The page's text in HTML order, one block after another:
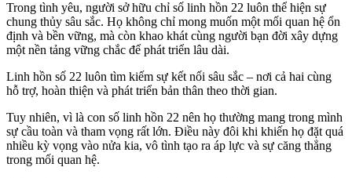
Trong tình yêu, người sở hữu chỉ số linh hồn 22 luôn thể hiện sự
chung thủy sâu sắc. Họ không chỉ mong muốn một mối quan hệ ổn
định và bền vững, mà còn khao khát cùng người bạn đời xây dựng
một nền tảng vững chắc để phát triển lâu dài.
Linh hồn số 22 luôn tìm kiếm sự kết nối sâu sắc – nơi cả hai cùng
hỗ trợ, hoàn thiện và phát triển bản thân theo thời gian.
Tuy nhiên, vì là con số linh hồn 22 nên họ thường mang trong mình
sự cầu toàn và tham vọng rất lớn. Điều này đôi khi khiến họ đặt quá
nhiều kỳ vọng vào nửa kia, vô tình tạo ra áp lực và sự căng thẳng
trong mối quan hệ.